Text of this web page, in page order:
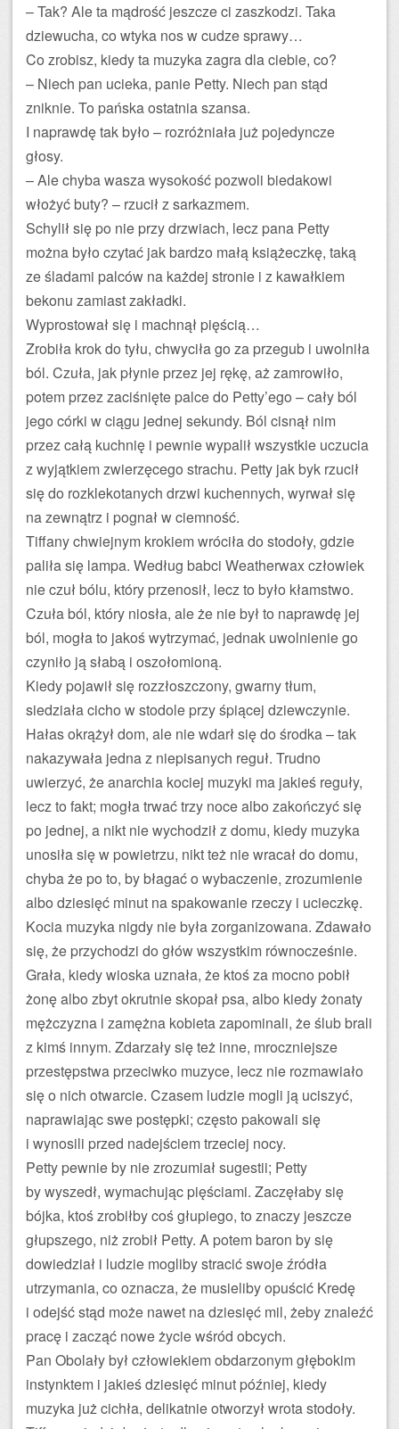
– Tak? Ale ta mądrość jeszcze ci zaszkodzi. Taka
dziewucha, co wtyka nos w cudze sprawy…
Co zrobisz, kiedy ta muzyka zagra dla ciebie, co?
– Niech pan ucieka, panie Petty. Niech pan stąd
zniknie. To pańska ostatnia szansa.
I naprawdę tak było – rozróżniała już pojedyncze
głosy.
– Ale chyba wasza wysokość pozwoli biedakowi
włożyć buty? – rzucił z sarkazmem.
Schylił się po nie przy drzwiach, lecz pana Petty
można było czytać jak bardzo małą książeczkę, taką
ze śladami palców na każdej stronie i z kawałkiem
bekonu zamiast zakładki.
Wyprostował się i machnął pięścią…
Zrobiła krok do tyłu, chwyciła go za przegub i uwolniła
ból. Czuła, jak płynie przez jej rękę, aż zamrowiło,
potem przez zaciśnięte palce do Petty’ego – cały ból
jego córki w ciągu jednej sekundy. Ból cisnął nim
przez całą kuchnię i pewnie wypalił wszystkie uczucia
z wyjątkiem zwierzęcego strachu. Petty jak byk rzucił
się do rozklekotanych drzwi kuchennych, wyrwał się
na zewnątrz i pognał w ciemność.
Tiffany chwiejnym krokiem wróciła do stodoły, gdzie
paliła się lampa. Według babci Weatherwax człowiek
nie czuł bólu, który przenosił, lecz to było kłamstwo.
Czuła ból, który niosła, ale że nie był to naprawdę jej
ból, mogła to jakoś wytrzymać, jednak uwolnienie go
czyniło ją słabą i oszołomioną.
Kiedy pojawił się rozzłoszczony, gwarny tłum,
siedziała cicho w stodole przy śpiącej dziewczynie.
Hałas okrążył dom, ale nie wdarł się do środka – tak
nakazywała jedna z niepisanych reguł. Trudno
uwierzyć, że anarchia kociej muzyki ma jakieś reguły,
lecz to fakt; mogła trwać trzy noce albo zakończyć się
po jednej, a nikt nie wychodził z domu, kiedy muzyka
unosiła się w powietrzu, nikt też nie wracał do domu,
chyba że po to, by błagać o wybaczenie, zrozumienie
albo dziesięć minut na spakowanie rzeczy i ucieczkę.
Kocia muzyka nigdy nie była zorganizowana. Zdawało
się, że przychodzi do głów wszystkim równocześnie.
Grała, kiedy wioska uznała, że ktoś za mocno pobił
żonę albo zbyt okrutnie skopał psa, albo kiedy żonaty
mężczyzna i zamężna kobieta zapominali, że ślub brali
z kimś innym. Zdarzały się też inne, mroczniejsze
przestępstwa przeciwko muzyce, lecz nie rozmawiało
się o nich otwarcie. Czasem ludzie mogli ją uciszyć,
naprawiając swe postępki; często pakowali się
i wynosili przed nadejściem trzeciej nocy.
Petty pewnie by nie zrozumiał sugestii; Petty
by wyszedł, wymachując pięściami. Zaczęłaby się
bójka, ktoś zrobiłby coś głupiego, to znaczy jeszcze
głupszego, niż zrobił Petty. A potem baron by się
dowiedział i ludzie mogliby stracić swoje źródła
utrzymania, co oznacza, że musieliby opuścić Kredę
i odejść stąd może nawet na dziesięć mil, żeby znaleźć
pracę i zacząć nowe życie wśród obcych.
Pan Obolały był człowiekiem obdarzonym głębokim
instynktem i jakieś dziesięć minut później, kiedy
muzyka już cichła, delikatnie otworzył wrota stodoły.